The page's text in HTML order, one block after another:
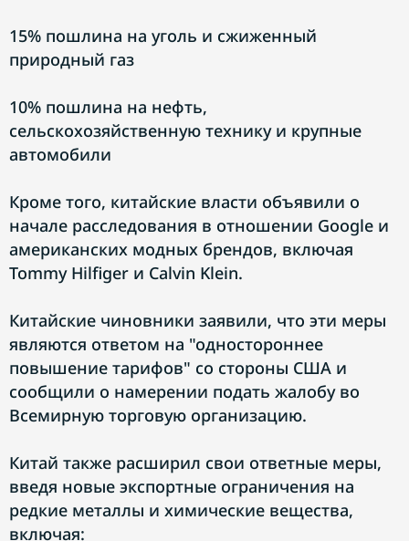
15% пошлина на уголь и сжиженный
природный газ
10% пошлина на нефть,
сельскохозяйственную технику и крупные
автомобили
Кроме того, китайские власти объявили о
начале расследования в отношении Google и
американских модных брендов, включая
Tommy Hilfiger и Calvin Klein.
Китайские чиновники заявили, что эти меры
являются ответом на "одностороннее
повышение тарифов" со стороны США и
сообщили о намерении подать жалобу во
Всемирную торговую организацию.
Китай также расширил свои ответные меры,
введя новые экспортные ограничения на
редкие металлы и химические вещества,
включая: